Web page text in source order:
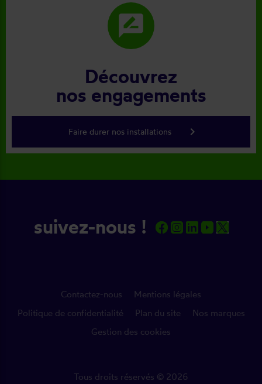
rate_review
Découvrez
nos engagements
Faire durer nos installations keyboard_arrow_right
suivez-nous !
Contactez-nous
Mentions légales
Politique de confidentialité
Plan du site
Nos marques
Gestion des cookies
Tous droits réservés © 2026